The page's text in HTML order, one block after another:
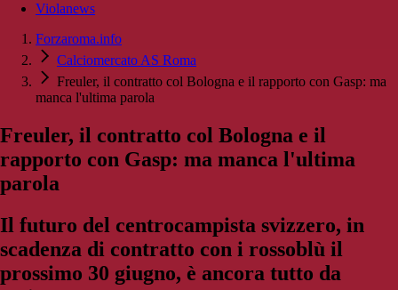
Violanews
Forzaroma.info
Calciomercato AS Roma
Freuler, il contratto col Bologna e il rapporto con Gasp: ma
manca l'ultima parola
Freuler, il contratto col Bologna e il
rapporto con Gasp: ma manca l'ultima
parola
Il futuro del centrocampista svizzero, in
scadenza di contratto con i rossoblù il
prossimo 30 giugno, è ancora tutto da